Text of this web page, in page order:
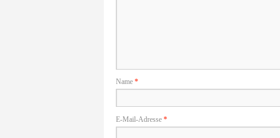
Name *
E-Mail-Adresse *